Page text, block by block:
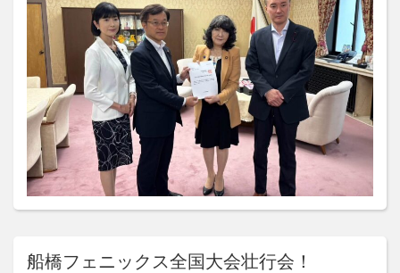
船橋フェニックス全国大会壮行会！